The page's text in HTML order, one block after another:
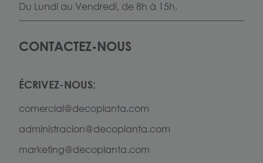
Du Lundi au Vendredi, de 8h à 15h.
CONTACTEZ-NOUS
ÉCRIVEZ-NOUS:
comercial@decoplanta.com
administracion@decoplanta.com
marketing@decoplanta.com